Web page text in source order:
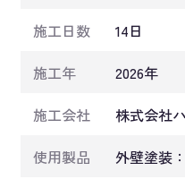
施工日数
14日
施工年
2026年
施工会社
株式会社
使用製品
外壁塗装